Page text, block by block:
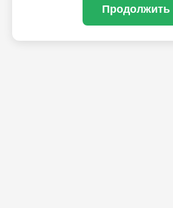
Продолжить